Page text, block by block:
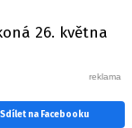
26. května
Sdílet na Facebooku